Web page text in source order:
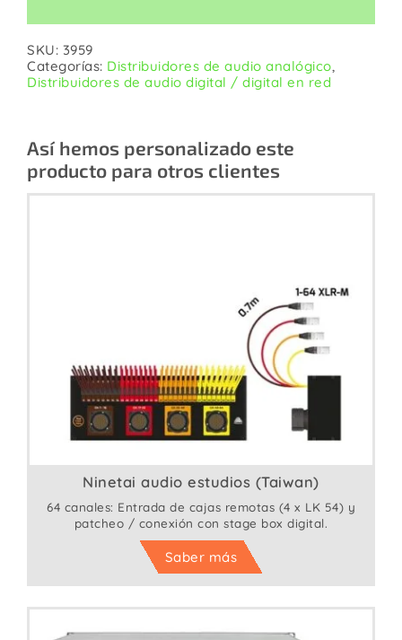
SKU: 3959
Categorías: Distribuidores de audio analógico,
Distribuidores de audio digital / digital en red
Así hemos personalizado este
producto para otros clientes
Ninetai audio estudios (Taiwan)
64 canales: Entrada de cajas remotas (4 x LK 54) y
patcheo / conexión con stage box digital.
Saber más